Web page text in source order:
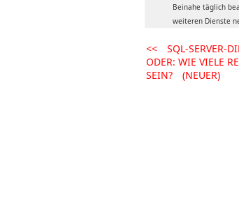
Beinahe täglich
weiteren Dienste
<<
SQL-SERVER-
ODER: WIE VIELE
SEIN?
(NEUER)